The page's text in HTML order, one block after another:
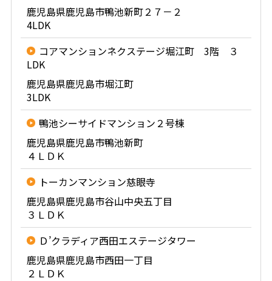
鹿児島県鹿児島市鴨池新町２７－２
4LDK
コアマンションネクステージ堀江町 3階 ３
LDK
鹿児島県鹿児島市堀江町
3LDK
鴨池シーサイドマンション２号棟
鹿児島県鹿児島市鴨池新町
４ＬＤＫ
トーカンマンション慈眼寺
鹿児島県鹿児島市谷山中央五丁目
３ＬＤＫ
Ｄ’クラディア西田エステージタワー
鹿児島県鹿児島市西田一丁目
２ＬＤＫ